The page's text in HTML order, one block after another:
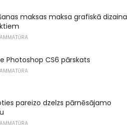
maksas maksa grafiskā dizaina
Photoshop CS6 pārskats
pareizo dzelzs pārnēsājamo